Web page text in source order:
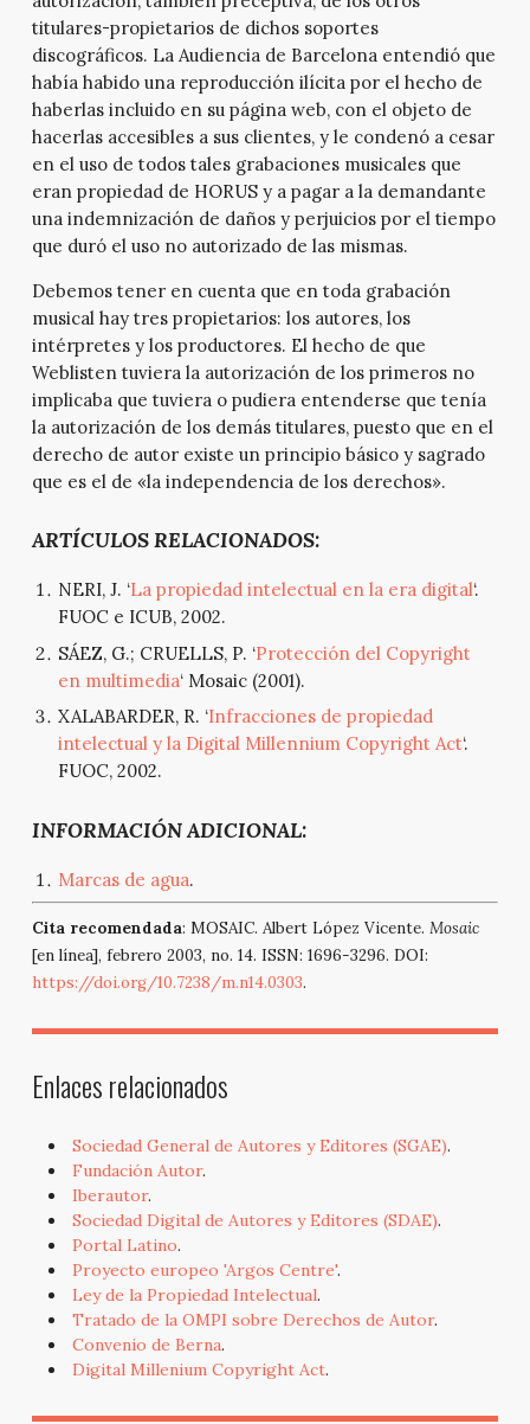
titulares-propietarios de dichos soportes
discográficos. La Audiencia de Barcelona entendió que
había habido una reproducción ilícita por el hecho de
haberlas incluido en su página web, con el objeto de
hacerlas accesibles a sus clientes, y le condenó a cesar
en el uso de todos tales grabaciones musicales que
eran propiedad de HORUS y a pagar a la demandante
una indemnización de daños y perjuicios por el tiempo
que duró el uso no autorizado de las mismas.
Debemos tener en cuenta que en toda grabación
musical hay tres propietarios: los autores, los
intérpretes y los productores. El hecho de que
Weblisten tuviera la autorización de los primeros no
implicaba que tuviera o pudiera entenderse que tenía
la autorización de los demás titulares, puesto que en el
derecho de autor existe un principio básico y sagrado
que es el de «la independencia de los derechos».
ARTÍCULOS RELACIONADOS:
NERI, J. ‘La propiedad intelectual en la era digital‘.
FUOC e ICUB, 2002.
SÁEZ, G.; CRUELLS, P. ‘Protección del Copyright
en multimedia‘ Mosaic (2001).
XALABARDER, R. ‘Infracciones de propiedad
intelectual y la Digital Millennium Copyright Act‘.
FUOC, 2002.
INFORMACIÓN ADICIONAL:
Marcas de agua.
Cita recomendada: MOSAIC. Albert López Vicente. Mosaic
[en línea], febrero 2003, no. 14. ISSN: 1696-3296. DOI:
https://doi.org/10.7238/m.n14.0303.
Enlaces relacionados
Sociedad General de Autores y Editores (SGAE).
Fundación Autor.
Iberautor.
Sociedad Digital de Autores y Editores (SDAE).
Portal Latino.
Proyecto europeo 'Argos Centre'.
Ley de la Propiedad Intelectual.
Tratado de la OMPI sobre Derechos de Autor.
Convenio de Berna.
Digital Millenium Copyright Act.